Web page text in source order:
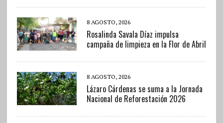
8 AGOSTO, 2026
Rosalinda Savala Díaz impulsa
campaña de limpieza en la Flor de Abril
8 AGOSTO, 2026
Lázaro Cárdenas se suma a la Jornada
Nacional de Reforestación 2026